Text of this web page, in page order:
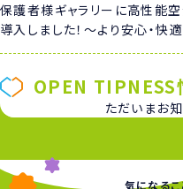
保護者様ギャラリーに高性能空
導入しました！〜より安心・快
OPEN TIPNESS
ただいまお
気になるこ